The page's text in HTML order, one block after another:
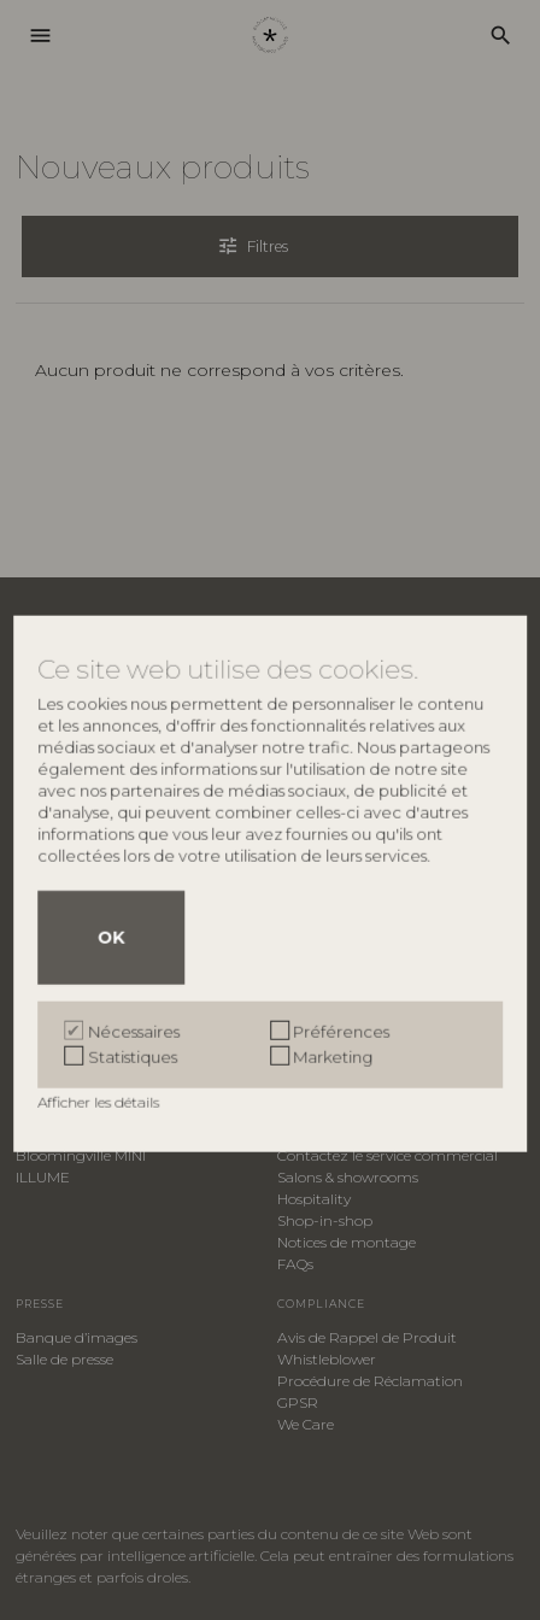
Ce site web utilise des cookies.
Les cookies nous permettent de personnaliser le contenu
et les annonces, d'offrir des fonctionnalités relatives aux
médias sociaux et d'analyser notre trafic. Nous partageons
également des informations sur l'utilisation de notre site
avec nos partenaires de médias sociaux, de publicité et
d'analyse, qui peuvent combiner celles-ci avec d'autres
informations que vous leur avez fournies ou qu'ils ont
collectées lors de votre utilisation de leurs services.
OK
Nécessaires
Préférences
Statistiques
Marketing
Afficher les détails
menu search
Nouveaux produits
tune Filtres
Aucun produit ne correspond à vos critères.
CONTACTER
Bloomingville HQ
DK-7430 Ikast
TVA: 27 91 90 81
info@bloomingville.com
À PROPOS DE BLOOMINGVILLE
Bloomingville
Bloomingville MINI
ILLUME
Contactez le service commercial
Salons & showrooms
Hospitality
​Shop-in-shop
Notices de montage
FAQs
PRESSE
Banque d’images
Salle de presse
COMPLIANCE
Avis de Rappel de Produit
Whistleblower
​Procédure de Réclamation
GPSR
We Care
Veuillez noter que certaines parties du contenu de ce site Web sont
générées par intelligence artificielle. Cela peut entraîner des formulations
étranges et parfois droles.